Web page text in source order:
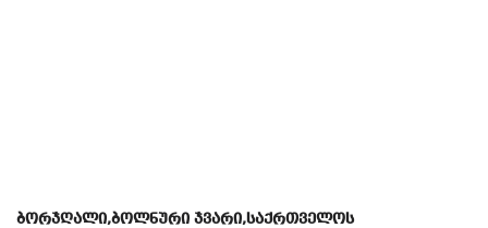
ბორჯღალი,ბოლნური ჯვარი,საქრთველოს